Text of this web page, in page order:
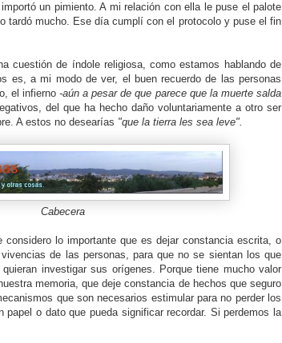
un pimiento. A mi relación con ella le puse el palote
tardó mucho. Ese día cumplí con el protocolo y puse el fin
cuestión de índole religiosa, como estamos hablando de
es, a mi modo de ver, el buen recuerdo de las personas
el infierno-aún a pesar de que parece que la muerte salda
del que ha hecho daño voluntariamente a otro ser
A estos no desearías "que la tierra les sea leve".
Cabecera
considero lo importante que es dejar constancia escrita, o
de las personas, para que no se sientan los que
investigar sus orígenes. Porque tiene mucho valor
memoria, que deje constancia de hechos que seguro
que son necesarios estimular para no perder los
papel o dato que pueda significar recordar. Si perdemos la